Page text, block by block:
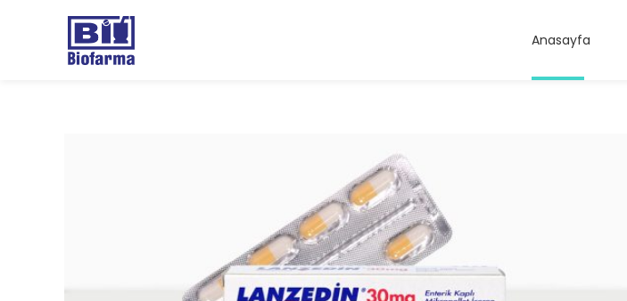
Anasayfa